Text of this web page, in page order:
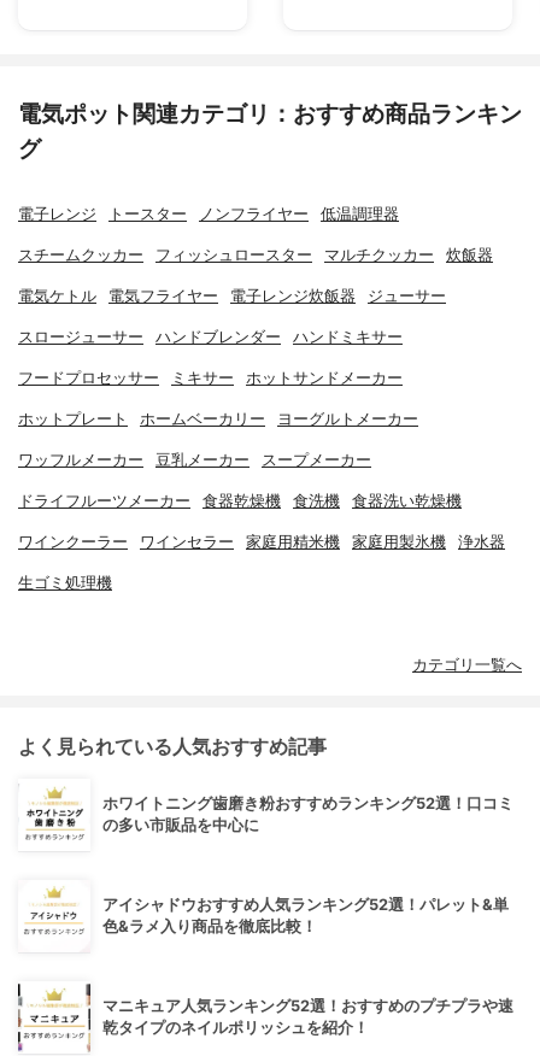
電気ポット関連カテゴリ：おすすめ商品ランキン
グ
電子レンジ トースター ノンフライヤー 低温調理器
スチームクッカー フィッシュロースター マルチクッカー 炊飯器
電気ケトル 電気フライヤー 電子レンジ炊飯器 ジューサー
スロージューサー ハンドブレンダー ハンドミキサー
フードプロセッサー ミキサー ホットサンドメーカー
ホットプレート ホームベーカリー ヨーグルトメーカー
ワッフルメーカー 豆乳メーカー スープメーカー
ドライフルーツメーカー 食器乾燥機 食洗機 食器洗い乾燥機
ワインクーラー ワインセラー 家庭用精米機 家庭用製氷機 浄水器
生ゴミ処理機
カテゴリ一覧へ
よく見られている人気おすすめ記事
ホワイトニング歯磨き粉おすすめランキング52選！口コミ
の多い市販品を中心に
アイシャドウおすすめ人気ランキング52選！パレット&単
色&ラメ入り商品を徹底比較！
マニキュア人気ランキング52選！おすすめのプチプラや速
乾タイプのネイルポリッシュを紹介！